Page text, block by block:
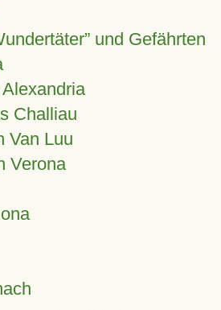
und Gefährten
Challiau
Van Luu
Verona